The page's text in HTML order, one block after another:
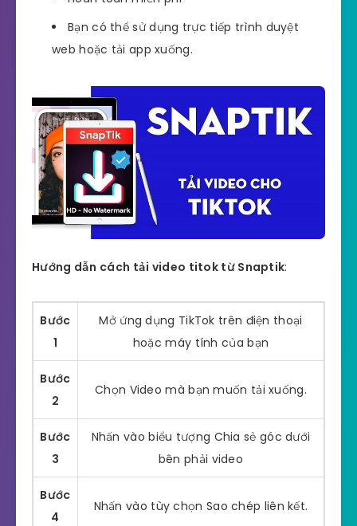
Bạn có thể sử dụng trực tiếp trình duyệt
web hoặc tải app xuống.
Hướng dẫn cách tải video titok từ Snaptik:
Bước
1
Mở ứng dụng TikTok trên điện thoại
hoặc máy tính của bạn
Bước
2
Chọn Video mà bạn muốn tải xuống.
Bước
3
Nhấn vào biểu tượng Chia sẻ góc dưới
bên phải video
Bước
4
Nhấn vào tùy chọn Sao chép liên kết.